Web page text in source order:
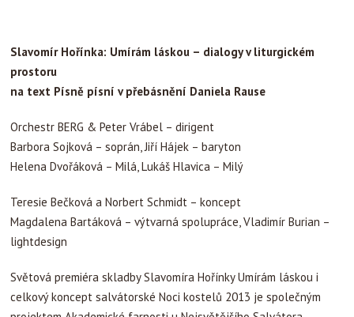
Slavomír Hořínka: Umírám láskou – dialogy v liturgickém
prostoru
na text Písně písní v přebásnění Daniela Rause
Orchestr BERG & Peter Vrábel – dirigent
Barbora Sojková – soprán, Jiří Hájek – baryton
Helena Dvořáková – Milá, Lukáš Hlavica – Milý
Teresie Bečková a Norbert Schmidt – koncept
Magdalena Bartáková – výtvarná spolupráce, Vladimír Burian –
lightdesign
Světová premiéra skladby Slavomíra Hořínky Umírám láskou i
celkový koncept salvátorské Noci kostelů 2013 je společným